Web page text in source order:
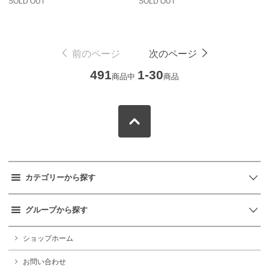
前のページ 次のページ
491商品中 1-30商品
カテゴリーから探す
グループから探す
ショップホーム
お問い合わせ